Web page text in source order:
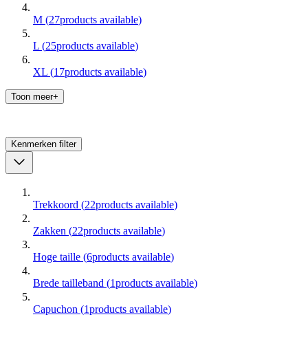
M (27products available)
L (25products available)
XL (17products available)
Toon meer+
Kenmerken filter
Trekkoord (22products available)
Zakken (22products available)
Hoge taille (6products available)
Brede tailleband (1products available)
Capuchon (1products available)